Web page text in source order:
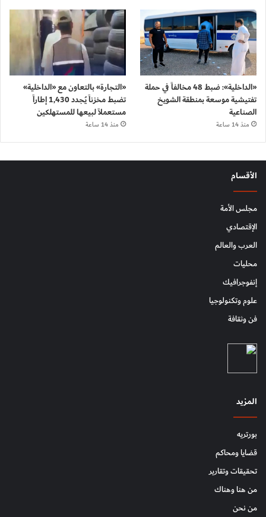
«الداخلية»: ضبط 48 مخالفاً في حملة
تفتيشية موسعة بمنطقة الشويخ
الصناعية
منذ 14 ساعة
«التجارة» بالتعاون مع «الداخلية»
تضبط مخزناً يُجدد 1,430 إطاراً
مستعملاً لبيعها للمستهلكين
منذ 14 ساعة
الأقسام
مجلس الأمة
الإقتصادي
العرب والعالم
محليات
إنفوجرافيك
علوم وتكنولوجيا
فن وثقافة
المزيد
بورتريه
قضايا ومحاكم
تحقيقات وتقارير
من هنا وهناك
من نحن